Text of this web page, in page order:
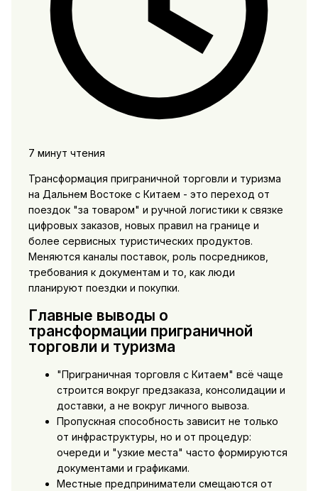
7 минут чтения
Трансформация приграничной торговли и туризма
на Дальнем Востоке с Китаем - это переход от
поездок "за товаром" и ручной логистики к связке
цифровых заказов, новых правил на границе и
более сервисных туристических продуктов.
Меняются каналы поставок, роль посредников,
требования к документам и то, как люди
планируют поездки и покупки.
Главные выводы о
трансформации приграничной
торговли и туризма
"Приграничная торговля с Китаем" всё чаще
строится вокруг предзаказа, консолидации и
доставки, а не вокруг личного вывоза.
Пропускная способность зависит не только
от инфраструктуры, но и от процедур:
очереди и "узкие места" часто формируются
документами и графиками.
Местные предприниматели смещаются от